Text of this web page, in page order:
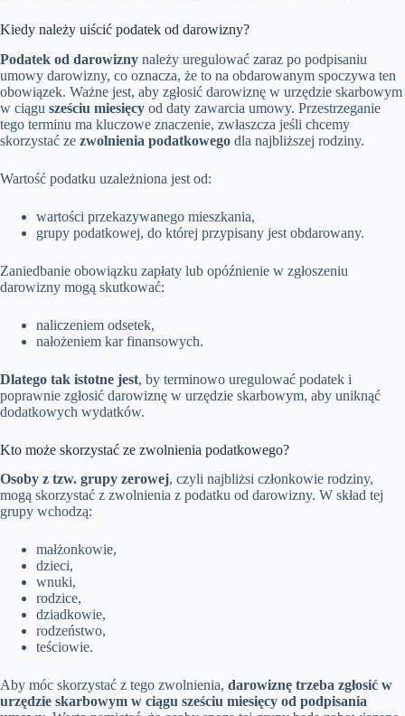
Kiedy należy uiścić podatek od darowizny?
Podatek od darowizny należy uregulować zaraz po podpisaniu
umowy darowizny, co oznacza, że to na obdarowanym spoczywa ten
obowiązek. Ważne jest, aby zgłosić darowiznę w urzędzie skarbowym
w ciągu sześciu miesięcy od daty zawarcia umowy. Przestrzeganie
tego terminu ma kluczowe znaczenie, zwłaszcza jeśli chcemy
skorzystać ze zwolnienia podatkowego dla najbliższej rodziny.
Wartość podatku uzależniona jest od:
wartości przekazywanego mieszkania,
grupy podatkowej, do której przypisany jest obdarowany.
Zaniedbanie obowiązku zapłaty lub opóźnienie w zgłoszeniu
darowizny mogą skutkować:
naliczeniem odsetek,
nałożeniem kar finansowych.
Dlatego tak istotne jest, by terminowo uregulować podatek i
poprawnie zgłosić darowiznę w urzędzie skarbowym, aby uniknąć
dodatkowych wydatków.
Kto może skorzystać ze zwolnienia podatkowego?
Osoby z tzw. grupy zerowej, czyli najbliżsi członkowie rodziny,
mogą skorzystać z zwolnienia z podatku od darowizny. W skład tej
grupy wchodzą:
małżonkowie,
dzieci,
wnuki,
rodzice,
dziadkowie,
rodzeństwo,
teściowie.
Aby móc skorzystać z tego zwolnienia, darowiznę trzeba zgłosić w
urzędzie skarbowym w ciągu sześciu miesięcy od podpisania